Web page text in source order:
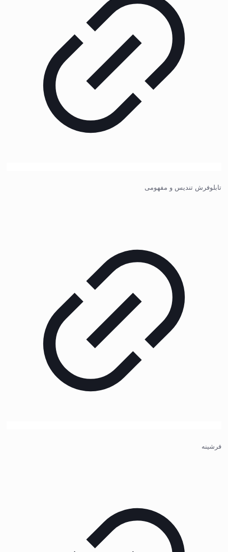
تابلوفرش تندیس و مفهومی
فرشینه